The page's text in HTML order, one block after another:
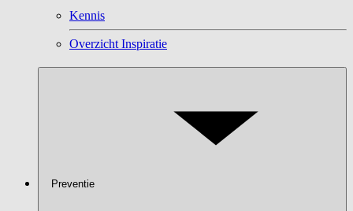
Kennis
Overzicht Inspiratie
Preventie